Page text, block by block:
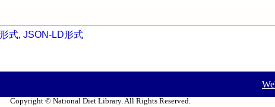
式, JSON-LD形式
Copyright © National Diet Library. All Rights Reserved.